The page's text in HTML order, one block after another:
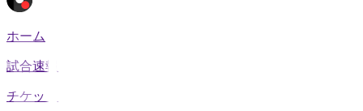
ホーム
試合速報
チケット